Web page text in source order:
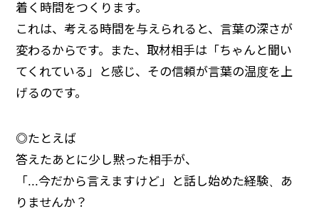
着く時間をつくります。
これは、考える時間を与えられると、言葉の深さが
変わるからです。また、取材相手は「ちゃんと聞い
てくれている」と感じ、その信頼が言葉の温度を上
げるのです。
◎たとえば
答えたあとに少し黙った相手が、
「...今だから言えますけど」と話し始めた経験、あ
りませんか？